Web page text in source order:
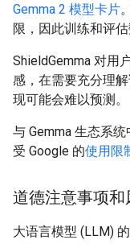
Gemma 2 模型卡片
限，因此训练和评
ShieldGemma 对用
感，在需要充分理
现可能会难以预测。
与 Gemma 生态系
受 Google 的使用限
道德注意事项和
大语言模型 (LLM)